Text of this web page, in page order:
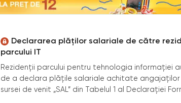
Declararea plăților salariale de către
parcului IT
Rezidenții parcului pentru tehnologia informației
de a declara plățile salariale achitate angajaților
sursei de venit „SAL” din Tabelul 1 al Declarației